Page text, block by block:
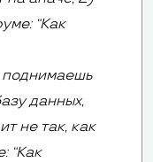
“Как
поднимаешь
данных,
не так, как
“Как